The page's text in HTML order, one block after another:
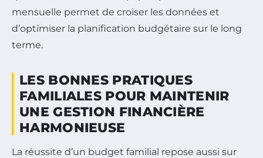
mensuelle permet de croiser les données et
d’optimiser la planification budgétaire sur le long
terme.
LES BONNES PRATIQUES
FAMILIALES POUR MAINTENIR
UNE GESTION FINANCIÈRE
HARMONIEUSE
La réussite d’un budget familial repose aussi sur